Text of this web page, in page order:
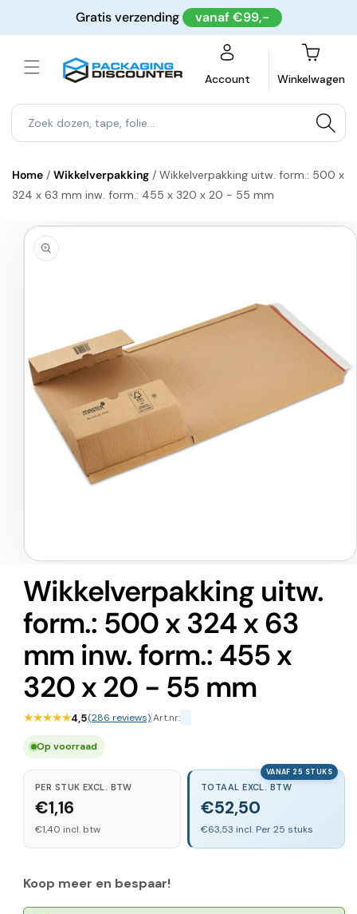
content
Gratis verzending vanaf €99,-
Account Winkelwagen
Home / Wikkelverpakking / Wikkelverpakking uitw. form.: 500 x
324 x 63 mm inw. form.: 455 x 320 x 20 - 55 mm
direct naar
1
openen
in
modaal
Wikkelverpakking uitw.
form.: 500 x 324 x 63
mm inw. form.: 455 x
320 x 20 - 55 mm
★★★★★4,5(286 reviews)|Art.nr:
Op voorraad
PER STUK EXCL. BTW
€1,16
€1,40 incl. btw
VANAF 25 STUKS
TOTAAL EXCL. BTW
€52,50
€63,53 incl. Per 25 stuks
Koop meer en bespaar!